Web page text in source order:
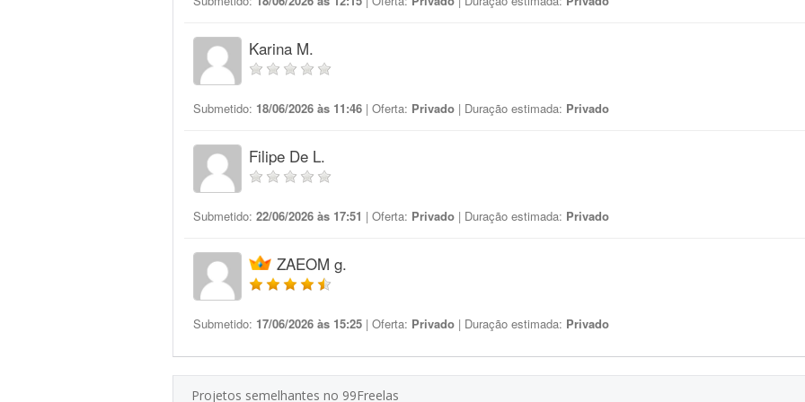
Karina M.
Submetido: 18/06/2026 às 11:46 | Oferta: Privado | Duração estimada: Privado
Filipe De L.
Submetido: 22/06/2026 às 17:51 | Oferta: Privado | Duração estimada: Privado
ZAEOM g.
Submetido: 17/06/2026 às 15:25 | Oferta: Privado | Duração estimada: Privado
Projetos semelhantes no 99Freelas